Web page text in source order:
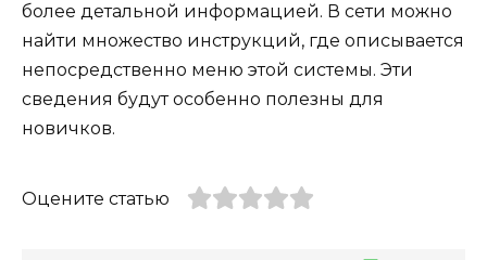
более детальной информацией. В сети можно
найти множество инструкций, где описывается
непосредственно меню этой системы. Эти
сведения будут особенно полезны для
новичков.
Оцените статью